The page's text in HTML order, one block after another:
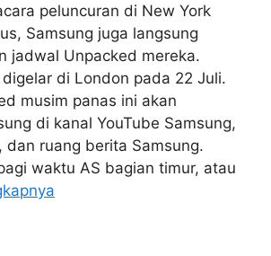
peluncuran di New York
Samsung juga langsung
jadwal Unpacked mereka.
di London pada 22 Juli.
musim panas ini akan
di kanal YouTube Samsung,
dan ruang berita Samsung.
waktu AS bagian timur, atau